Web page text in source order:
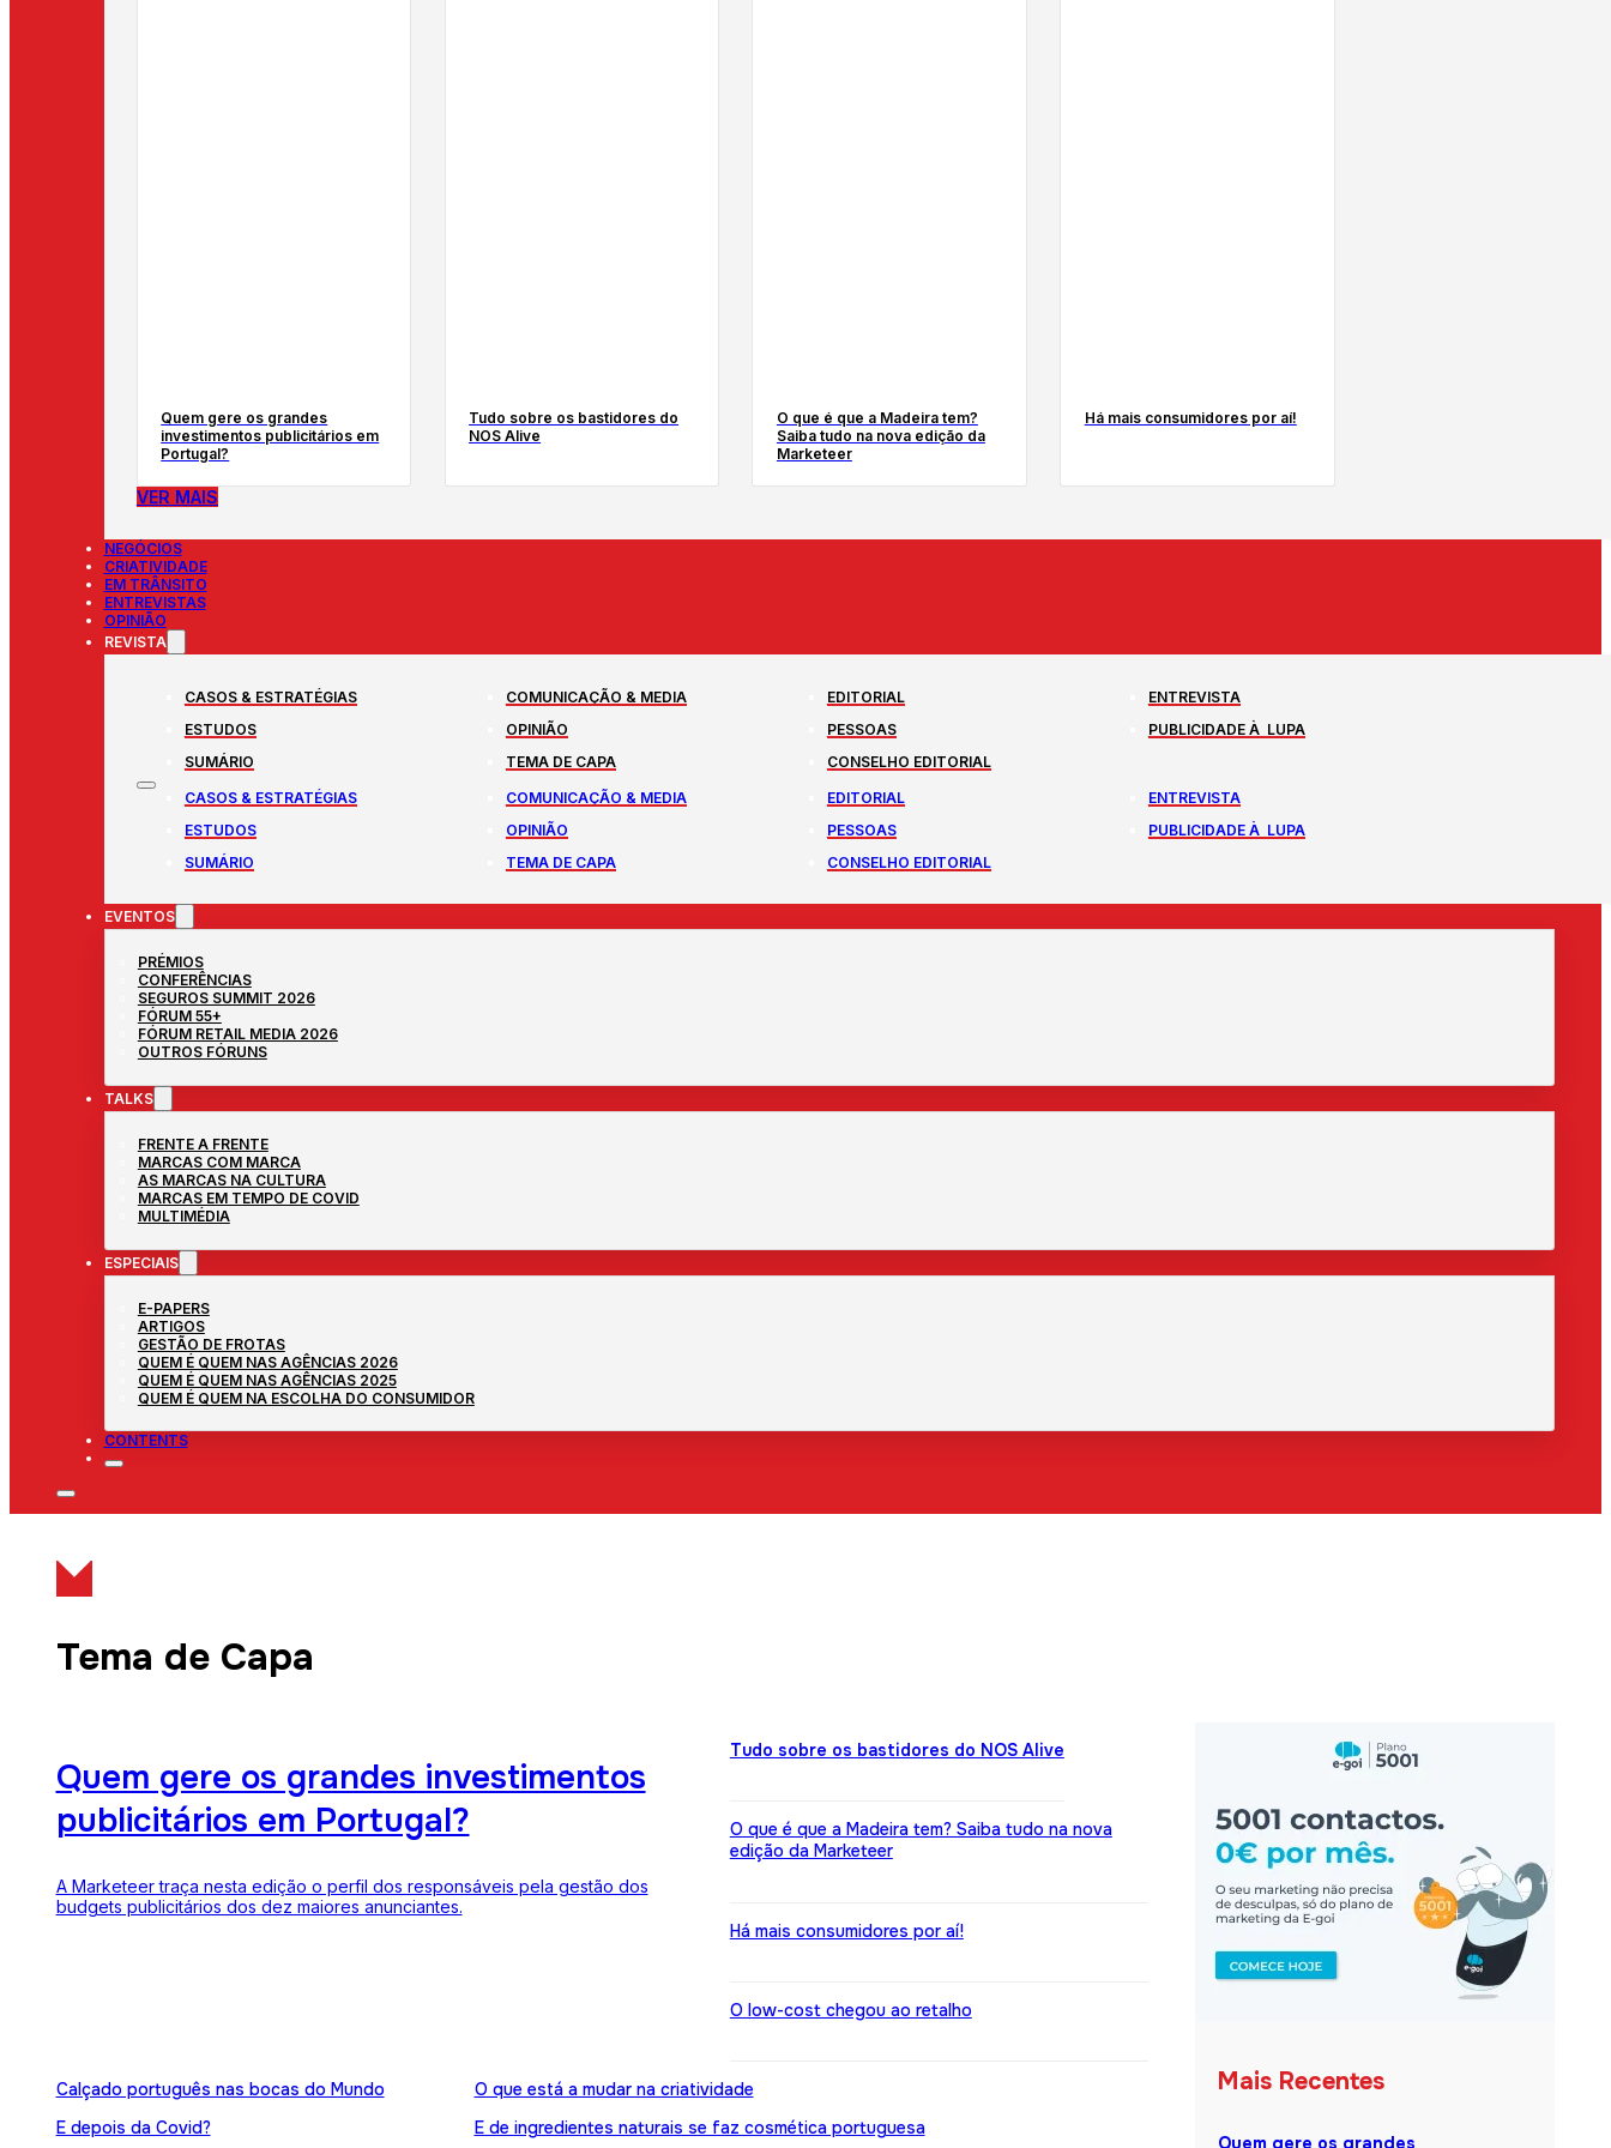
Quem gere os grandes
investimentos publicitários em
Portugal?
Tudo sobre os bastidores do
NOS Alive
O que é que a Madeira tem?
Saiba tudo na nova edição da
Marketeer
Há mais consumidores por aí!
VER MAIS
NEGÓCIOS
CRIATIVIDADE
EM TRÂNSITO
ENTREVISTAS
OPINIÃO
REVISTA
CASOS & ESTRATÉGIAS COMUNICAÇÃO & MEDIA EDITORIAL
ENTREVISTA
ESTUDOS
OPINIÃO PESSOAS
PUBLICIDADE À LUPA
SUMÁRIO
TEMA DE CAPA
CONSELHO EDITORIAL
CASOS & ESTRATÉGIAS
COMUNICAÇÃO & MEDIA EDITORIAL
ENTREVISTA
ESTUDOS
OPINIÃO PESSOAS
PUBLICIDADE À LUPA
SUMÁRIO
TEMA DE CAPA CONSELHO EDITORIAL
EVENTOS
PRÉMIOS
CONFERÊNCIAS
SEGUROS SUMMIT 2026
FÓRUM 55+
FÓRUM RETAIL MEDIA 2026
OUTROS FÓRUNS
TALKS
FRENTE A FRENTE
MARCAS COM MARCA
AS MARCAS NA CULTURA
MARCAS EM TEMPO DE COVID
MULTIMÉDIA
ESPECIAIS
E-PAPERS
ARTIGOS
GESTÃO DE FROTAS
QUEM É QUEM NAS AGÊNCIAS 2026
QUEM É QUEM NAS AGÊNCIAS 2025
QUEM É QUEM NA ESCOLHA DO CONSUMIDOR
CONTENTS
Tema de Capa
Quem gere os grandes investimentos
publicitários em Portugal?
A Marketeer traça nesta edição o perfil dos responsáveis pela gestão dos
budgets publicitários dos dez maiores anunciantes.
Tudo sobre os bastidores do NOS Alive
O que é que a Madeira tem? Saiba tudo na nova
edição da Marketeer
Há mais consumidores por aí!
O low-cost chegou ao retalho
Calçado português nas bocas do Mundo
E depois da Covid?
O que está a mudar na criatividade
E de ingredientes naturais se faz cosmética portuguesa
Mais Recentes
Quem gere os grandes